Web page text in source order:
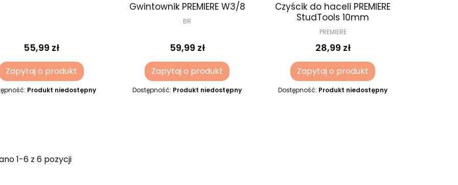
55,99 zł
Zapytaj o produkt
Produkt niedostępny
Gwintownik PREMIERE W3/8
BR
59,99 zł
Zapytaj o produkt
Dostępność: Produkt niedostępny
Czyścik do haceli PREMIERE
StudTools 10mm
PREMIERE
28,99 zł
Zapytaj o produkt
Dostępność: Produkt niedostępny
1-6 z 6 pozycji